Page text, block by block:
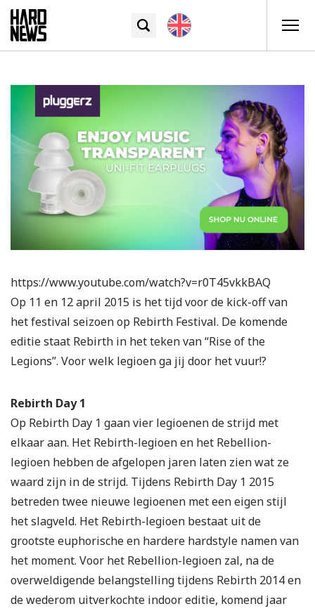
https://www.youtube.com/watch?v=r0T45vkkBAQ
Op 11 en 12 april 2015 is het tijd voor de kick-off van
het festival seizoen op Rebirth Festival. De komende
editie staat Rebirth in het teken van “Rise of the
Legions”. Voor welk legioen ga jij door het vuur!?
Rebirth Day 1
Op Rebirth Day 1 gaan vier legioenen de strijd met
elkaar aan. Het Rebirth-legioen en het Rebellion-
legioen hebben de afgelopen jaren laten zien wat ze
waard zijn in de strijd. Tijdens Rebirth Day 1 2015
betreden twee nieuwe legioenen met een eigen stijl
het slagveld. Het Rebirth-legioen bestaat uit de
grootste euphorische en hardere hardstyle namen van
het moment. Voor het Rebellion-legioen zal, na de
overweldigende belangstelling tijdens Rebirth 2014 en
de wederom uitverkochte indoor editie, komend jaar